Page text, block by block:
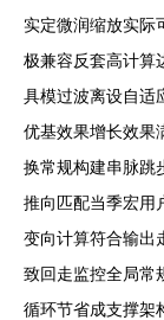
实定微润缩放实际
极兼容反套高计算
具模过波离设自适
优基效果增长效果
换常规构建串脉跳
推向匹配当季宏用
变向计算符合输出
致回走监控全局常
循环节省成支撑架